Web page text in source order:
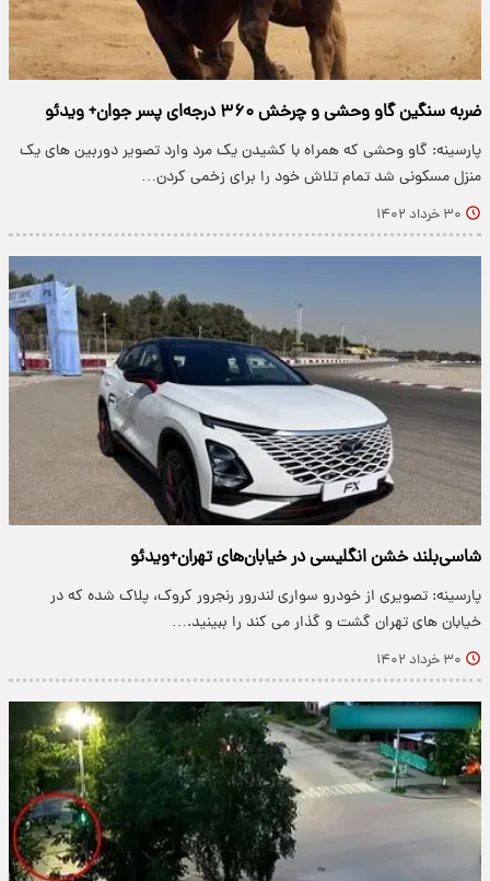
ضربه سنگین گاو وحشی و چرخش ۳۶۰ درجه‌ای پسر جوان+ ویدئو
پارسینه: گاو وحشی که همراه با کشیدن یک مرد وارد تصویر دوربین های یک
منزل مسکونی شد تمام تلاش خود را برای زخمی کردن…
۳۰ خرداد ۱۴۰۲
شاسی‌بلند خشن انگلیسی در خیابان‌های تهران+ویدئو
پارسینه: تصویری از خودرو سواری لندرور رنجرور کروک، پلاک شده که در
خیابان های تهران گشت و گذار می کند را ببینید.…
۳۰ خرداد ۱۴۰۲